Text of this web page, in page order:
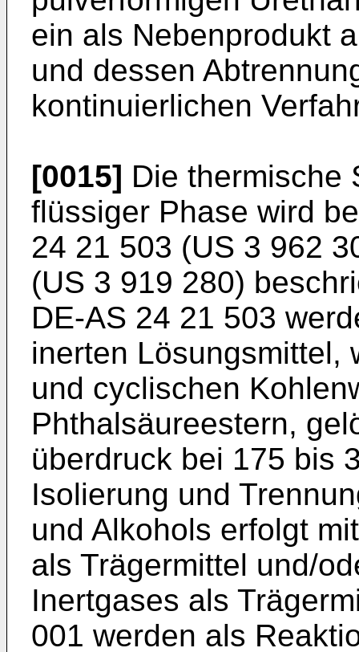
ein als Nebenprodukt
und dessen
kontinuierlichen
[0015] Die thermische
flüssiger Phase wird
24 21 503 (US 3 962
(US 3 919 280)
DE-AS 24 21 503
inerten Lösungsmittel,
und cyclischen
Phthalsäureestern,
überdruck bei 175 bis
Isolierung und
und Alkohols erfolgt
als Trägermittel und/
Inertgases als
001 werden als